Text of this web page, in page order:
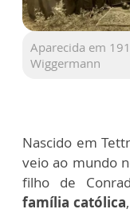
Aparecida em
Wiggermann
Nascido em
veio ao mundo
filho de
família católica